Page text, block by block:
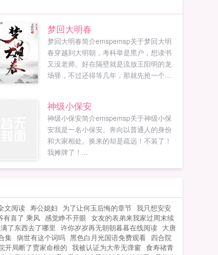
梦回大明春
梦回大明春简介emspemsp关于梦回大明
春穿越到大明朝，考科举是黑户，想读书
又没老师。好在隔壁就是流放王阳明的龙
场驿，不过还得等几年，那就先抢一个老
神级小保安
神级小保安简介emspemsp关于神级小保
安我是一名小保安。奔向以普通人的身份
和大家相处。换来的却是疏远！不装了！
我摊牌了！...
文阅读 寿公媳妇 为了让何玉后悔的章节 我只想安安
有喜了 乘风 感觉睁不开眼 女友的表弟来我家过周末续
了东西去了哪里 许你岁岁再无朝朝暮暮在线阅读 大唐
集 病世有这个词吗 黑色白月光国语免费观看 四合院
开局断了贾家命根的 我被认证为大帝无弹窗 食寿禇青